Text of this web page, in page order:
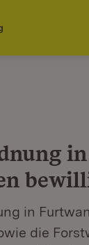
in
in
die